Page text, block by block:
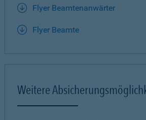
Flyer Beamtenanwärter
Flyer Beamte
Weitere